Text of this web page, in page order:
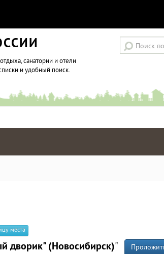
санатории и отели
и удобный поиск.
места
дворик" (Новосибирск)"